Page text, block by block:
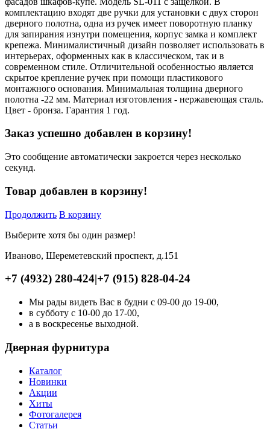
комплектацию входят две ручки для установки с двух сторон
дверного полотна, одна из ручек имеет поворотную планку
для запирания изнутри помещения, корпус замка и комплект
крепежа. Минималистичный дизайн позволяет использовать в
интерьерах, оформенных как в классическом, так и в
современном стиле. Отличительной особенностью является
скрытое крепление ручек при помощи пластикового
монтажного основания. Минимальная толщина дверного
полотна -22 мм. Материал изготовления - нержавеющая сталь.
Цвет - бронза. Гарантия 1 год.
Заказ успешно добавлен в корзину!
Это сообщение автоматически закроется через несколько
секунд.
Товар добавлен в корзину!
Продолжить В корзину
Выберите хотя бы один размер!
Иваново, Шереметевский проспект, д.151
+7 (4932) 280-424|+7 (915) 828-04-24
Мы рады видеть Вас в будни с 09-00 до 19-00,
в субботу с 10-00 до 17-00,
а в воскресенье выходной.
Дверная фурнитура
Каталог
Новинки
Акции
Хиты
Фотогалерея
Статьи